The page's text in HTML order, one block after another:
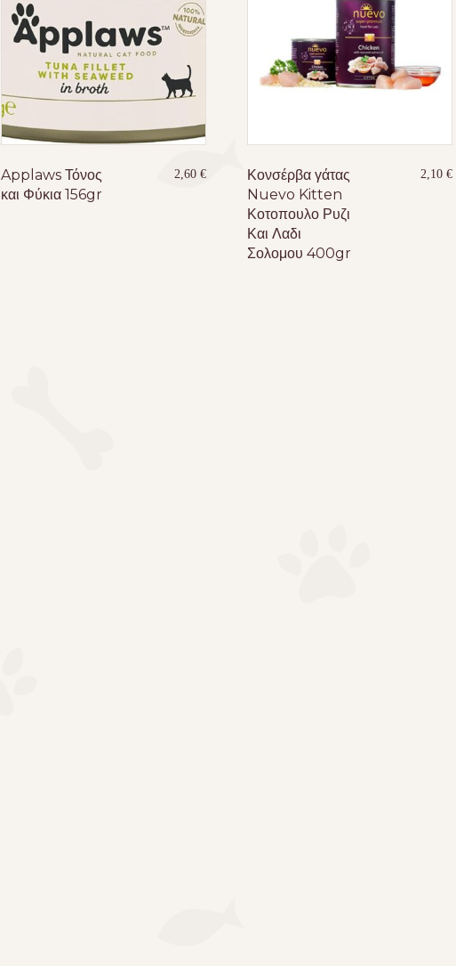
Applaws Τόνος
και Φύκια 156gr
2,60 €
Κονσέρβα γάτας
Nuevo Kitten
Κοτοπουλο Ρυζι
Και Λαδι
Σολομου 400gr
2,10€